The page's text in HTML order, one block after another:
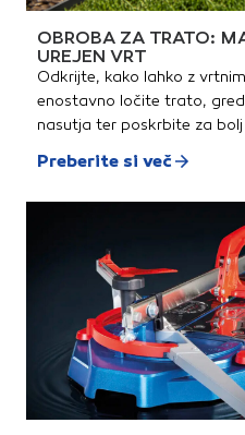
OBROBA ZA TRATO:
UREJEN VRT
Odkrijte, kako lahko z
enostavno ločite trato,
nasutja ter poskrbite za
Preberite si več